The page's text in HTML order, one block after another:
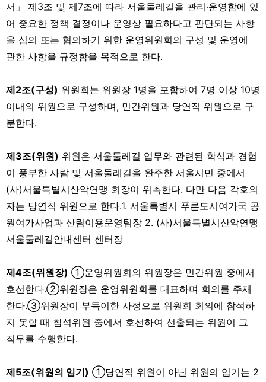
서」 제3조 및 제7조에 따라 서울둘레길을 관리·운영함에 있
어 중요한 정책 결정이나 운영상 필요하다고 판단되는 사항
을 심의 또는 협의하기 위한 운영위원회의 구성 및 운영에
관한 사항을 규정함을 목적으로 한다.
제2조(구성) 위원회는 위원장 1명을 포함하여 7명 이상 10명
이내의 위원으로 구성하며, 민간위원과 당연직 위원으로 구
분한다.
제3조(위원) 위원은 서울둘레길 업무와 관련된 학식과 경험
이 풍부한 사람 및 서울둘레길을 완주한 서울시민 중에서
(사)서울특별시산악연맹 회장이 위촉한다. 다만 다음 각호의
자는 당연직 위원으로 한다.1. 서울특별시 푸른도시여가국 공
원여가사업과 산림이용운영팀장 2. (사)서울특별시산악연맹
서울둘레길안내센터 센터장
제4조(위원장) ①운영위원회의 위원장은 민간위원 중에서
호선한다.②위원장은 운영위원회를 대표하며 회의를 주재
한다.③위원장이 부득이한 사정으로 위원회 회의에 참석하
지 못할 때 참석위원 중에서 호선하여 선출되는 위원이 그
직무를 수행한다.
제5조(위원의 임기) ①당연직 위원이 아닌 위원의 임기는 2